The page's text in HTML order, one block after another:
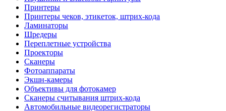
Принтеры
Принтеры чеков, этикеток, штрих-кода
Ламинаторы
Шредеры
Переплетные устройства
Проекторы
Сканеры
Фотоаппараты
Экшн-камеры
Объективы для фотокамер
Сканеры считывания штрих-кода
Автомобильные видеорегистраторы